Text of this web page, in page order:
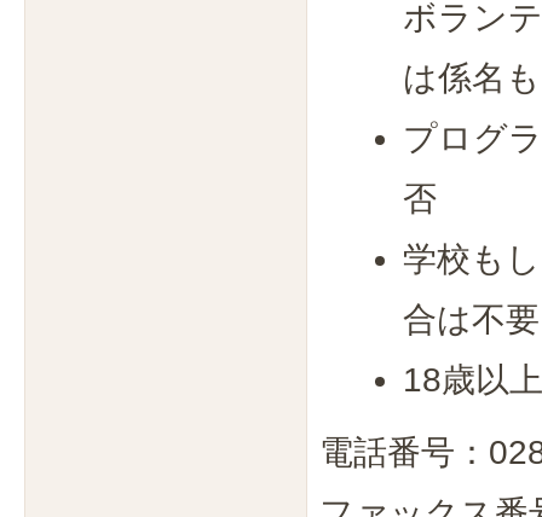
ボラン
は係名
プログ
否
学校も
合は不
18歳以
電話番号：